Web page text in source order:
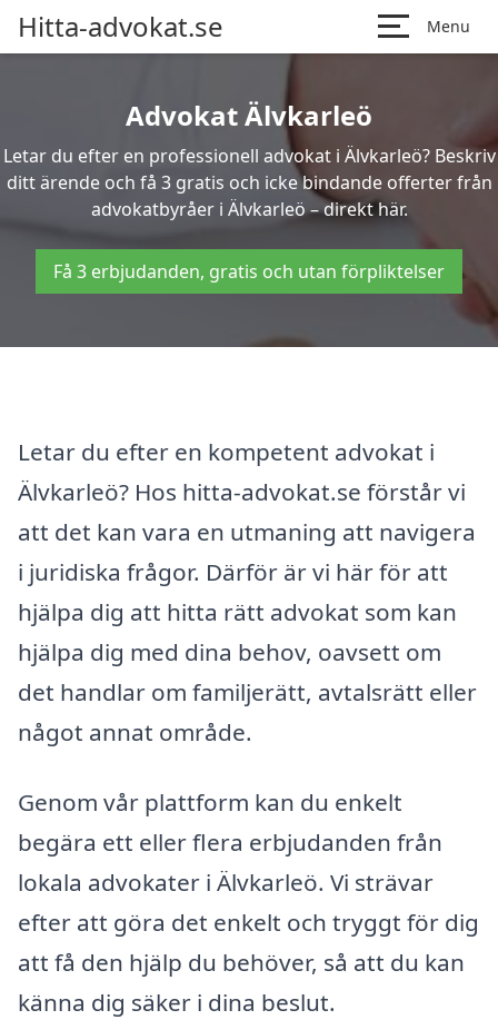
Hitta-advokat.se Menu
Advokat Älvkarleö
Letar du efter en professionell advokat i Älvkarleö? Beskriv
ditt ärende och få 3 gratis och icke bindande offerter från
advokatbyråer i Älvkarleö – direkt här.
Få 3 erbjudanden, gratis och utan förpliktelser
Letar du efter en kompetent advokat i
Älvkarleö? Hos hitta-advokat.se förstår vi
att det kan vara en utmaning att navigera
i juridiska frågor. Därför är vi här för att
hjälpa dig att hitta rätt advokat som kan
hjälpa dig med dina behov, oavsett om
det handlar om familjerätt, avtalsrätt eller
något annat område.
Genom vår plattform kan du enkelt
begära ett eller flera erbjudanden från
lokala advokater i Älvkarleö. Vi strävar
efter att göra det enkelt och tryggt för dig
att få den hjälp du behöver, så att du kan
känna dig säker i dina beslut.